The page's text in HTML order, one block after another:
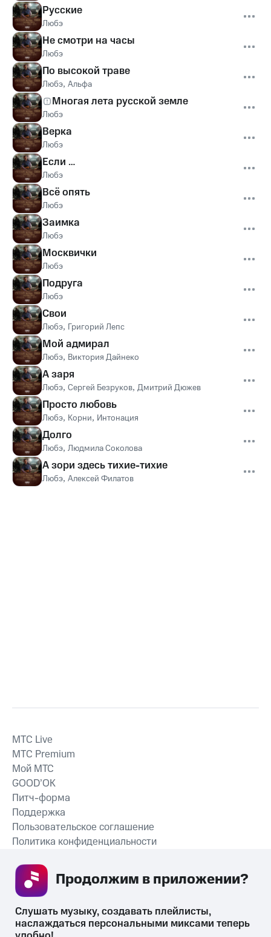
Русские
Любэ
Не смотри на часы
Любэ
По высокой траве
Любэ, Альфа
Многая лета русской земле
Любэ
Верка
Любэ
Если …
Любэ
Всё опять
Любэ
Заимка
Любэ
Москвички
Любэ
Подруга
Любэ
Свои
Любэ, Григорий Лепс
Мой адмирал
Любэ, Виктория Дайнеко
А заря
Любэ, Сергей Безруков, Дмитрий Дюжев
Просто любовь
Любэ, Корни, Интонация
Долго
Любэ, Людмила Соколова
А зори здесь тихие-тихие
Любэ, Алексей Филатов
СКАЧАТЬ ПРИЛОЖЕНИЕ
MTС Live
MTС Premium
Мой МТС
GOOD’OK
Питч-форма
Поддержка
Пользовательское соглашение
Политика конфиденциальности
Слушать музыку, создавать плейлисты,
наслаждаться персональными миксами теперь